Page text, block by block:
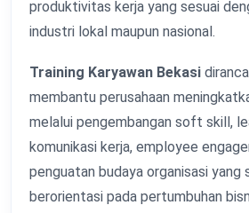
produktivitas kerja yang sesuai
industri lokal maupun nasional.
Training Karyawan Bekasi
membantu perusahaan
melalui pengembangan soft skill,
komunikasi kerja, employee
penguatan budaya organisasi yang
berorientasi pada pertumbuhan